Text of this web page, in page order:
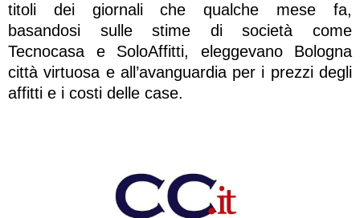
titoli dei giornali che qualche mese fa,
basandosi sulle stime di società come
Tecnocasa e SoloAffitti, eleggevano Bologna
città virtuosa e all’avanguardia per i prezzi degli
affitti e i costi delle case.